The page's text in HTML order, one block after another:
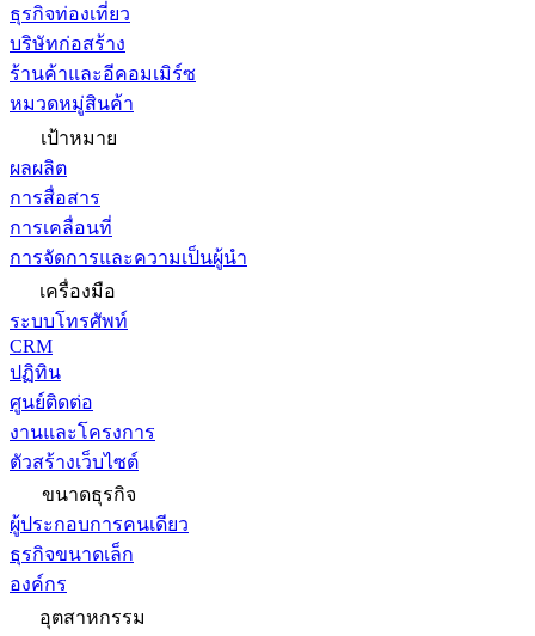
ธุรกิจท่องเที่ยว
บริษัทก่อสร้าง
ร้านค้าและอีคอมเมิร์ซ
หมวดหมู่สินค้า
เป้าหมาย
ผลผลิต
การสื่อสาร
การเคลื่อนที่
การจัดการและความเป็นผู้นำ
เครื่องมือ
ระบบโทรศัพท์
CRM
ปฏิทิน
ศูนย์ติดต่อ
งานและโครงการ
ตัวสร้างเว็บไซต์
ขนาดธุรกิจ
ผู้ประกอบการคนเดียว
ธุรกิจขนาดเล็ก
องค์กร
อุตสาหกรรม